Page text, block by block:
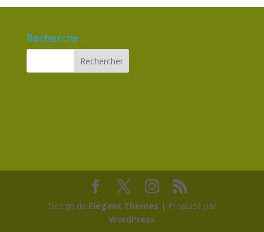
Recherche :
Design de Elegant Themes | Propulsé par
WordPress